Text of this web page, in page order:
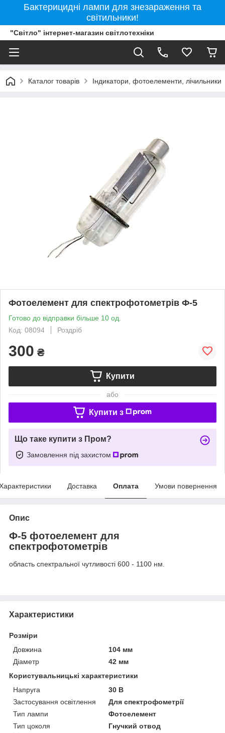
Бактерицидні лампи для знезараження та
світильники!
"Світло" інтернет-магазин світлотехніки
Каталог товарів Індикатори, фотоелементи, лічильники
Фотоелемент для спектрофотометрів Ф-5
Готово до відправки більше 10 од.
Код: 08094
Роздріб
300 ₴
Купити
або
Купити з
Що таке купити з Пром?
Замовлення під захистом
Доставка Оплата Умови повернення
Опис
Ф-5 фотоелемент для
спектрофотометрів
область спектральної чутливості 600 - 1100 нм.
Характеристики
Розміри
Довжина
104 мм
Діаметр
42 мм
Користувальницькі характеристики
Напруга
30 В
Застосування освітлення
Для спектрофометрії
Тип лампи
Фотоелемент
Тип цоколя
Гнучкий отвод